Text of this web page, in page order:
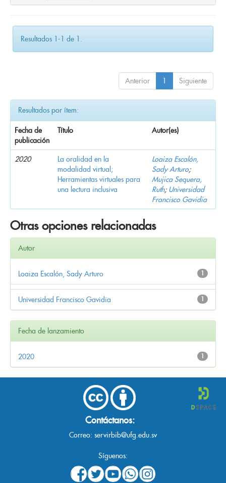
Resultados 1-1 de 1.
Anterior 1 Siguiente
Resultados por ítem:
Fecha de
publicación
Título Autor(es)
2020
La oralidad en la
modalidad virtual;
Herramientas virtuales para
una lectura inclusiva
Loaiza Escalón,
Sady Arturo;
Mujica Sequera,
Ruth; Universidad
Francisco Gavidia
Otras opciones relacionadas
Autor
1
Loaiza Escalón, Sady Arturo
1
Universidad Francisco Gavidia
Fecha de lanzamiento
1
2020
Contáctanos:
Correo: servirbib@ufg.edu.sv
Síguenos: